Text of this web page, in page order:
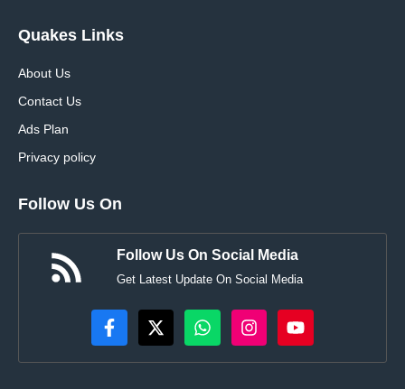
Quakes Links
About Us
Contact Us
Ads Plan
Privacy policy
Follow Us On
Follow Us On Social Media
Get Latest Update On Social Media